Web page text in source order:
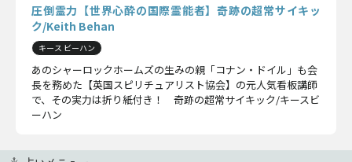
圧倒霊力【世界心酔の国際霊能者】奇跡の超常サイキッ
ク/Keith Behan
キース ビーハン
あのシャーロックホームズの生みの親「コナン・ドイル」も会
長を務めた【英国スピリチュアリスト協会】の元人気看板講師
で、その実力は折り紙付き！ 奇跡の超常サイキック/キースビ
ーハン